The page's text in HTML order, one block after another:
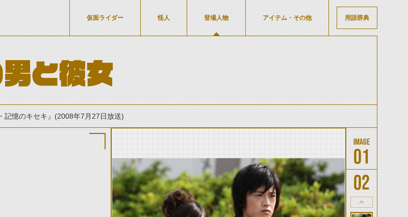
仮面ライダー 怪人 登場人物 アイテム・その他 用語辞典
と彼女
記憶のキセキ』(2008年7月27日放送)
01
02
thumbnail Prev